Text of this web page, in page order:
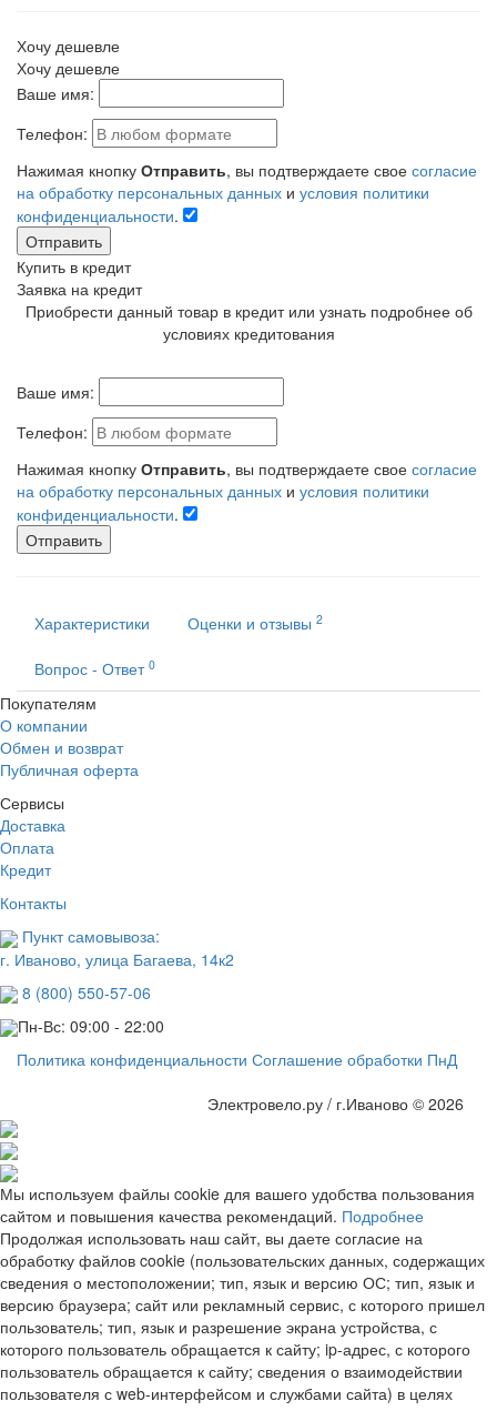
Хочу дешевле
Хочу дешевле
Ваше имя:
Телефон:
Нажимая кнопку Отправить, вы подтверждаете свое согласие
на обработку персональных данных и условия политики
конфиденциальности.
Отправить
Купить в кредит
Заявка на кредит
Приобрести данный товар в кредит или узнать подробнее об
условиях кредитования
Ваше имя:
Телефон:
Нажимая кнопку Отправить, вы подтверждаете свое согласие
на обработку персональных данных и условия политики
конфиденциальности.
Отправить
Характеристики Оценки и отзывы 2
Вопрос - Ответ 0
Покупателям
О компании
Обмен и возврат
Публичная оферта
Сервисы
Доставка
Оплата
Кредит
Контакты
Пункт самовывоза:
г. Иваново, улица Багаева, 14к2
8 (800) 550-57-06
Пн-Вс: 09:00 - 22:00
Политика конфиденциальности Соглашение обработки ПнД
Электровело.ру / г.Иваново © 2026
Мы используем файлы cookie для вашего удобства пользования
сайтом и повышения качества рекомендаций. Подробнее
Продолжая использовать наш сайт, вы даете согласие на
обработку файлов cookie (пользовательских данных, содержащих
сведения о местоположении; тип, язык и версию ОС; тип, язык и
версию браузера; сайт или рекламный сервис, с которого пришел
пользователь; тип, язык и разрешение экрана устройства, с
которого пользователь обращается к сайту; ip-адрес, с которого
пользователь обращается к сайту; сведения о взаимодействии
пользователя с web-интерфейсом и службами сайта) в целях